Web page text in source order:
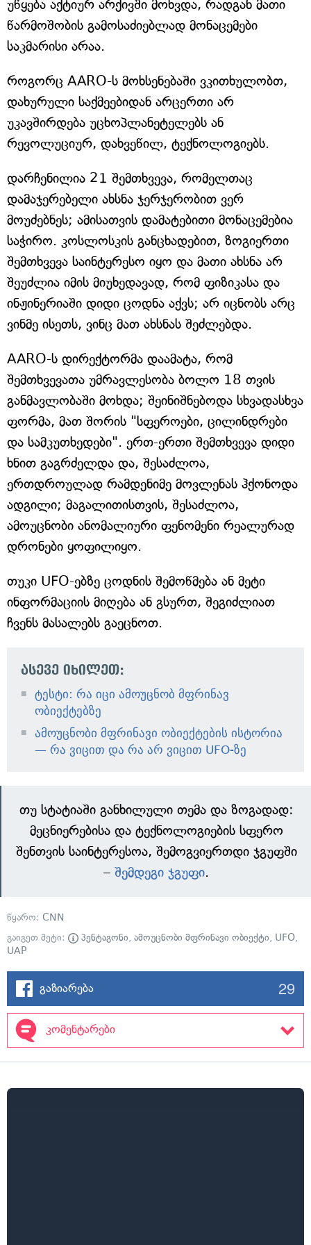
უწყება აქტიურ არქივში მოხვდა, რადგან მათი
წარმოშობის გამოსაძიებლად მონაცემები
საკმარისი არაა.
როგორც AARO-ს მოხსენებაში ვკითხულობთ,
დახურული საქმეებიდან არცერთი არ
უკავშირდება უცხოპლანეტელებს ან
რევოლუციურ, დახვეწილ, ტექნოლოგიებს.
დარჩენილია 21 შემთხვევა, რომელთაც
დამაჯერებელი ახსნა ჯერჯერობით ვერ
მოუძებნეს; ამისათვის დამატებითი მონაცემებია
საჭირო. კოსლოსკის განცხადებით, ზოგიერთი
შემთხვევა საინტერესო იყო და მათი ახსნა არ
შეუძლია იმის მიუხედავად, რომ ფიზიკასა და
ინჟინერიაში დიდი ცოდნა აქვს; არ იცნობს არც
ვინმე ისეთს, ვინც მათ ახსნას შეძლებდა.
AARO-ს დირექტორმა დაამატა, რომ
შემთხვევათა უმრავლესობა ბოლო 18 თვის
განმავლობაში მოხდა; შეინიშნებოდა სხვადასხვა
ფორმა, მათ შორის "სფეროები, ცილინდრები
და სამკუთხედები". ერთ-ერთი შემთხვევა დიდი
ხნით გაგრძელდა და, შესაძლოა,
ერთდროულად რამდენიმე მოვლენას ჰქონოდა
ადგილი; მაგალითისთვის, შესაძლოა,
ამოუცნობი ანომალიური ფენომენი რეალურად
დრონები ყოფილიყო.
თუკი UFO-ებზე ცოდნის შემოწმება ან მეტი
ინფორმაციის მიღება ან გსურთ, შეგიძლიათ
ჩვენს მასალებს გაეცნოთ.
ასევე იხილეთ:
ტესტი: რა იცი ამოუცნობ მფრინავ
ობიექტებზე
ამოუცნობი მფრინავი ობიექტების ისტორია
— რა ვიცით და რა არ ვიცით UFO-ზე
თუ სტატიაში განხილული თემა და ზოგადად:
მეცნიერებისა და ტექნოლოგიების სფერო
შენთვის საინტერესოა, შემოგვიერთდი ჯგუფში
– შემდეგი ჯგუფი.
წყარო: CNN
გაიგეთ მეტი:
პენტაგონი, ამოუცნობი მფრინავი ობიექტი, UFO,
UAP
გაზიარება 29
კომენტარები